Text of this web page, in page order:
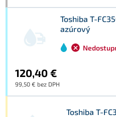
Toshiba T-
azúrový
120,40 €
99,50 € bez DPH
Toshiba T-